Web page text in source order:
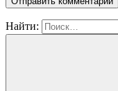
Найти: